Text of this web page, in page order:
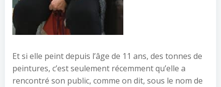
Et si elle peint depuis l’âge de 11 ans, des tonnes de
peintures, c’est seulement récemment qu’elle a
rencontré son public, comme on dit, sous le nom de